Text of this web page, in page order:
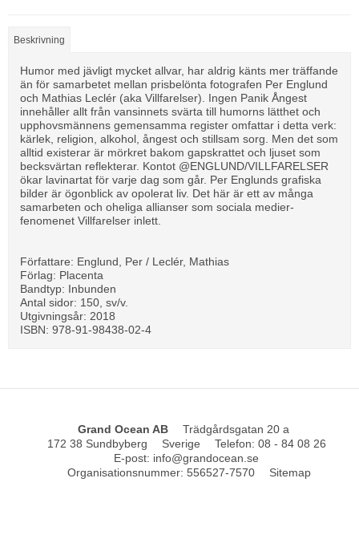
Beskrivning
Humor med jävligt mycket allvar, har aldrig känts mer träffande
än för samarbetet mellan prisbelönta fotografen Per Englund
och Mathias Leclér (aka Villfarelser). Ingen Panik Ångest
innehåller allt från vansinnets svärta till humorns lätthet och
upphovsmännens gemensamma register omfattar i detta verk:
kärlek, religion, alkohol, ångest och stillsam sorg. Men det som
alltid existerar är mörkret bakom gapskrattet och ljuset som
becksvärtan reflekterar. Kontot @ENGLUND/VILLFARELSER
ökar lavinartat för varje dag som går. Per Englunds grafiska
bilder är ögonblick av opolerat liv. Det här är ett av många
samarbeten och oheliga allianser som sociala medier-
fenomenet Villfarelser inlett.
Författare: Englund, Per / Leclér, Mathias
Förlag: Placenta
Bandtyp: Inbunden
Antal sidor: 150, sv/v.
Utgivningsår: 2018
ISBN: 978-91-98438-02-4
Grand Ocean AB
Trädgårdsgatan 20 a
172 38 Sundbyberg
Sverige Telefon: 08 - 84 08 26
E-post: info@grandocean.se
Organisationsnummer: 556527-7570 Sitemap